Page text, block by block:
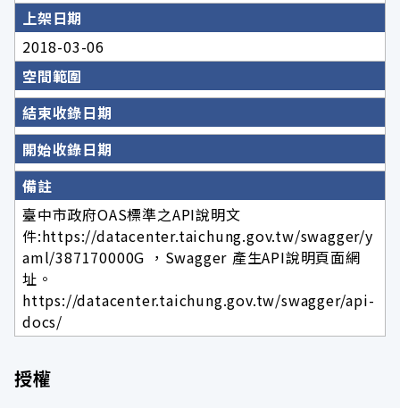
上架日期
2018-03-06
空間範圍
結束收錄日期
開始收錄日期
備註
臺中市政府OAS標準之API說明文
件:https://datacenter.taichung.gov.tw/swagger/y
aml/387170000G ，Swagger 產生API說明頁面網
址。
https://datacenter.taichung.gov.tw/swagger/api-
docs/
授權